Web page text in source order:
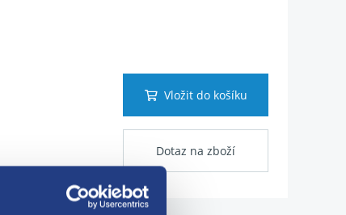
Vložit do košíku
Dotaz na zboží